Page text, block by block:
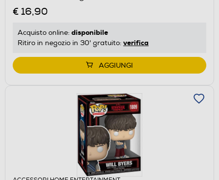
€ 16,90
Acquisto online: disponibile
Ritiro in negozio in 30' gratuito: verifica
AGGIUNGI